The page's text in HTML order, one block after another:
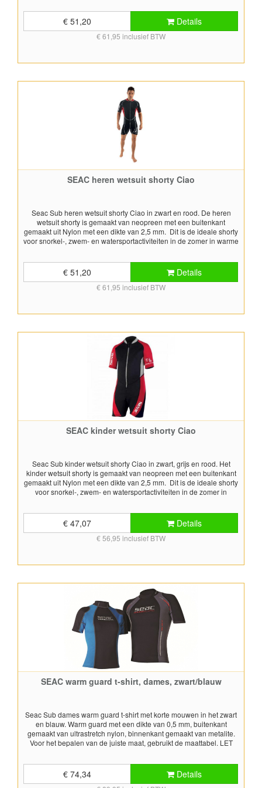
aan- en uit kunt trekken. Voor het bepalen van de juiste maat,
€ 51,20 Details
€ 61,95 inclusief BTW
SEAC heren wetsuit shorty Ciao
Seac Sub heren wetsuit shorty Ciao in zwart en rood. De heren
wetsuit shorty is gemaakt van neopreen met een buitenkant
gemaakt uit Nylon met een dikte van 2,5 mm. Dit is de ideale shorty
voor snorkel-, zwem- en watersportactiviteiten in de zomer in warme
aan- en uit kunt trekken. Voor het bepalen van de juiste maat,
€ 51,20 Details
€ 61,95 inclusief BTW
SEAC kinder wetsuit shorty Ciao
Seac Sub kinder wetsuit shorty Ciao in zwart, grijs en rood. Het
kinder wetsuit shorty is gemaakt van neopreen met een buitenkant
gemaakt uit Nylon met een dikte van 2,5 mm. Dit is de ideale shorty
voor snorkel-, zwem- en watersportactiviteiten in de zomer in
aantrekken. Het wetsuit shorty voor kinderen is leverbaar in
verschillende maten, de maten worden aangegeven als 5, 7, 9, 11
en 13 en komt overeen met de leeftijd. Voor het bepalen van de
€ 47,07 Details
€ 56,95 inclusief BTW
SEAC warm guard t-shirt, dames, zwart/blauw
Seac Sub dames warm guard t-shirt met korte mouwen in het zwart
en blauw. Warm guard met een dikte van 0,5 mm, buitenkant
gemaakt van ultrastretch nylon, binnenkant gemaakt van metalite.
Voor het bepalen van de juiste maat, gebruikt de maattabel. LET
€ 74,34 Details